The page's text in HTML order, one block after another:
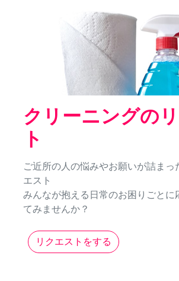
クリーニングの
ト
ご近所の人の悩みやお願いが詰まっ
エスト
みんなが抱える日常のお困りごとに
てみませんか？
リクエストをする